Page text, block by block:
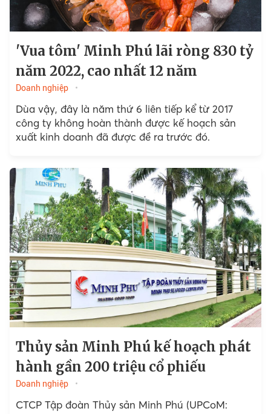
'Vua tôm' Minh Phú lãi ròng 830 tỷ
năm 2022, cao nhất 12 năm
Doanh nghiệp
Dùa vậy, đây là năm thứ 6 liên tiếp kể từ 2017
công ty không hoàn thành được kế hoạch sản
xuất kinh doanh đã được đề ra trước đó.
Thủy sản Minh Phú kế hoạch phát
hành gần 200 triệu cổ phiếu
Doanh nghiệp
CTCP Tập đoàn Thủy sản Minh Phú (UPCoM: